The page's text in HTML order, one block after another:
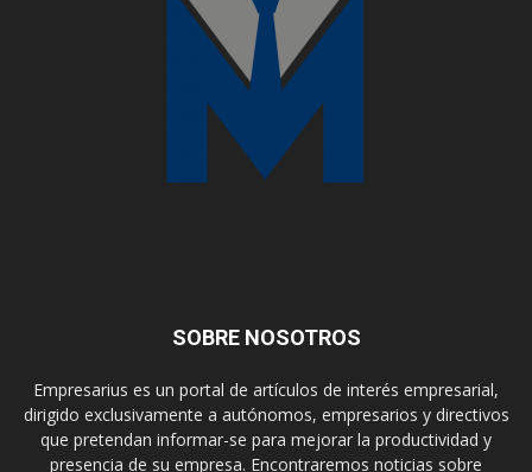
SOBRE NOSOTROS
Empresarius es un portal de artículos de interés empresarial,
dirigido exclusivamente a autónomos, empresarios y directivos
que pretendan informar-se para mejorar la productividad y
presencia de su empresa. Encontraremos noticias sobre